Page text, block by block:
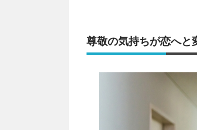
尊敬の気持ちが恋へと